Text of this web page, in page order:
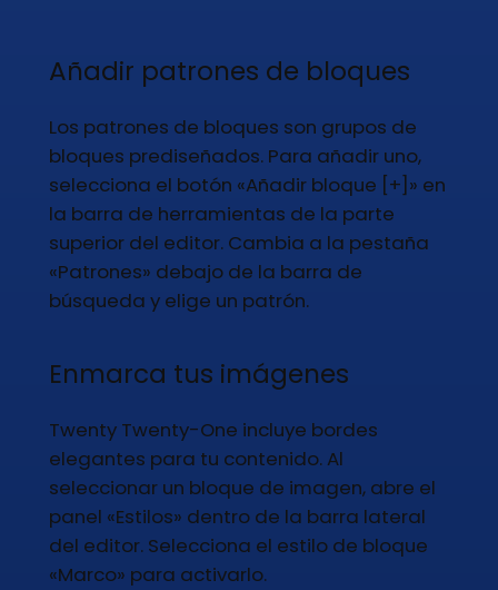
Añadir patrones de bloques
Los patrones de bloques son grupos de
bloques prediseñados. Para añadir uno,
selecciona el botón «Añadir bloque [+]» en
la barra de herramientas de la parte
superior del editor. Cambia a la pestaña
«Patrones» debajo de la barra de
búsqueda y elige un patrón.
Enmarca tus imágenes
Twenty Twenty-One incluye bordes
elegantes para tu contenido. Al
seleccionar un bloque de imagen, abre el
panel «Estilos» dentro de la barra lateral
del editor. Selecciona el estilo de bloque
«Marco» para activarlo.